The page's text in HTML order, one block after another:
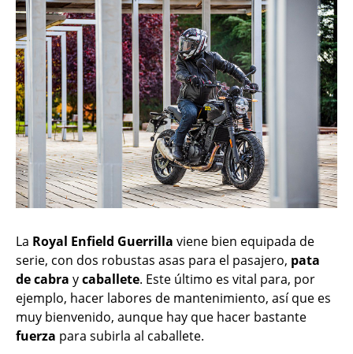
La Royal Enfield Guerrilla viene bien equipada de
serie, con dos robustas asas para el pasajero, pata
de cabra ycaballete. Este último es vital para, por
ejemplo, hacer labores de mantenimiento, así que es
muy bienvenido, aunque hay que hacer bastante
fuerza para subirla al caballete.